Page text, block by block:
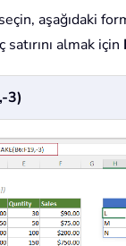
aşağıdaki
almak için
3)